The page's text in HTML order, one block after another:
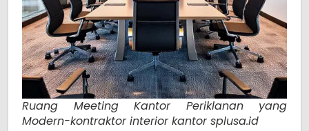
Ruang Meeting Kantor Periklanan yang
Modern-kontraktor interior kantor splusa.id